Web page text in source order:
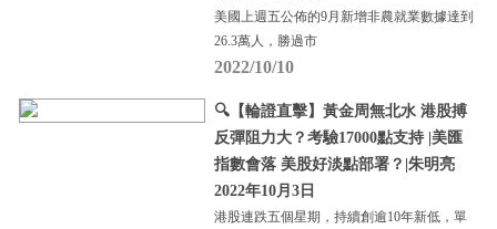
美國上週五公佈的9月新增非農就業數據達到
26.3萬人，勝過市
2022/10/10
🔍【輪證直擊】黃金周無北水 港股搏
反彈阻力大？考驗17000點支持 |美匯
指數會落 美股好淡點部署？|朱明亮
2022年10月3日
港股連跌五個星期，持續創逾10年新低，單